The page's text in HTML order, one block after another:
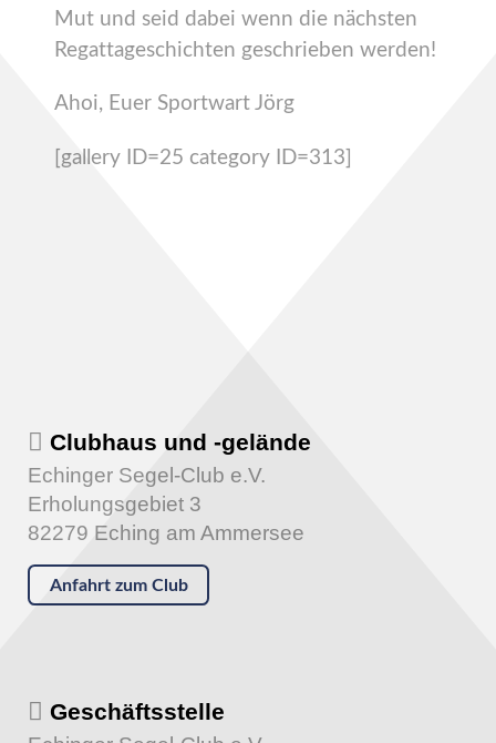
Mut und seid dabei wenn die nächsten
Regattageschichten geschrieben werden!
Ahoi, Euer Sportwart Jörg
[gallery ID=25 category ID=313]
Clubhaus und -gelände
Echinger Segel-Club e.V.
Erholungsgebiet 3
82279 Eching am Ammersee
Anfahrt zum Club
Geschäftsstelle